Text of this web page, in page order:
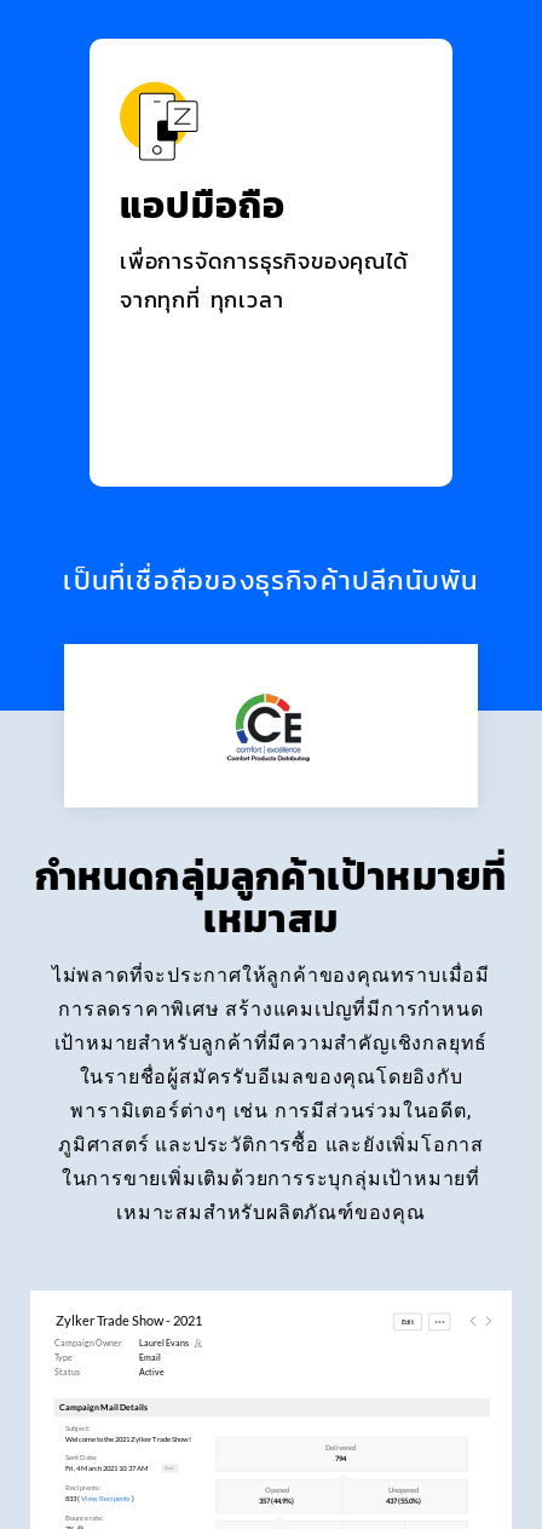
แอปมือถือ
เพื่อการจัดการธุรกิจของคุณได้
จากทุกที่ ทุกเวลา
เป็นที่เชื่อถือของธุรกิจค้าปลีกนับพัน
กำหนดกลุ่มลูกค้าเป้าหมายที่
เหมาสม
ไม่พลาดที่จะประกาศให้ลูกค้าของคุณทราบเมื่อมี
การลดราคาพิเศษ สร้างแคมเปญที่มีการกำหนด
เป้าหมายสำหรับลูกค้าที่มีความสำคัญเชิงกลยุทธ์
ในรายชื่อผู้สมัครรับอีเมลของคุณโดยอิงกับ
พารามิเตอร์ต่างๆ เช่น การมีส่วนร่วมในอดีต,
ภูมิศาสตร์ และประวัติการซื้อ และยังเพิ่มโอกาส
ในการขายเพิ่มเติมด้วยการระบุกลุ่มเป้าหมายที่
เหมาะสมสำหรับผลิตภัณฑ์ของคุณ